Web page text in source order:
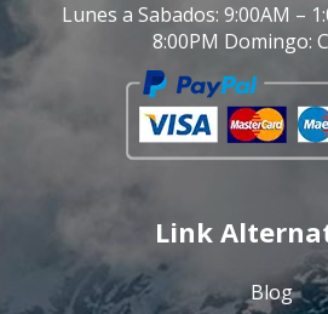
Lunes a Sabados: 9:00AM –
8:00PM Domingo:
Link
Blog